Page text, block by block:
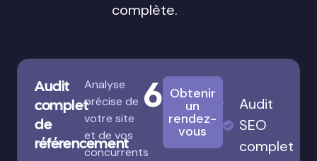
complète.
Audit
complet
de
référencement
Analyse
précise de
votre site
et de vos
concurrents
680€
Obtenir
un
rendez-
vous
Audit
SEO
complet